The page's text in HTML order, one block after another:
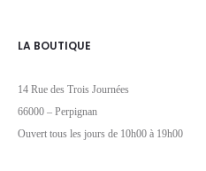
LA BOUTIQUE
14 Rue des Trois Journées
66000 – Perpignan
Ouvert tous les jours de 10h00 à 19h00